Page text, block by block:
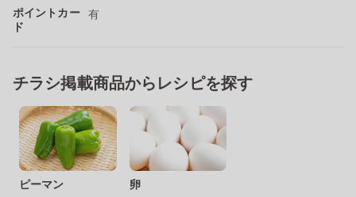
ポイントカー
ド
有
チラシ掲載商品からレシピを探す
ピーマン 卵